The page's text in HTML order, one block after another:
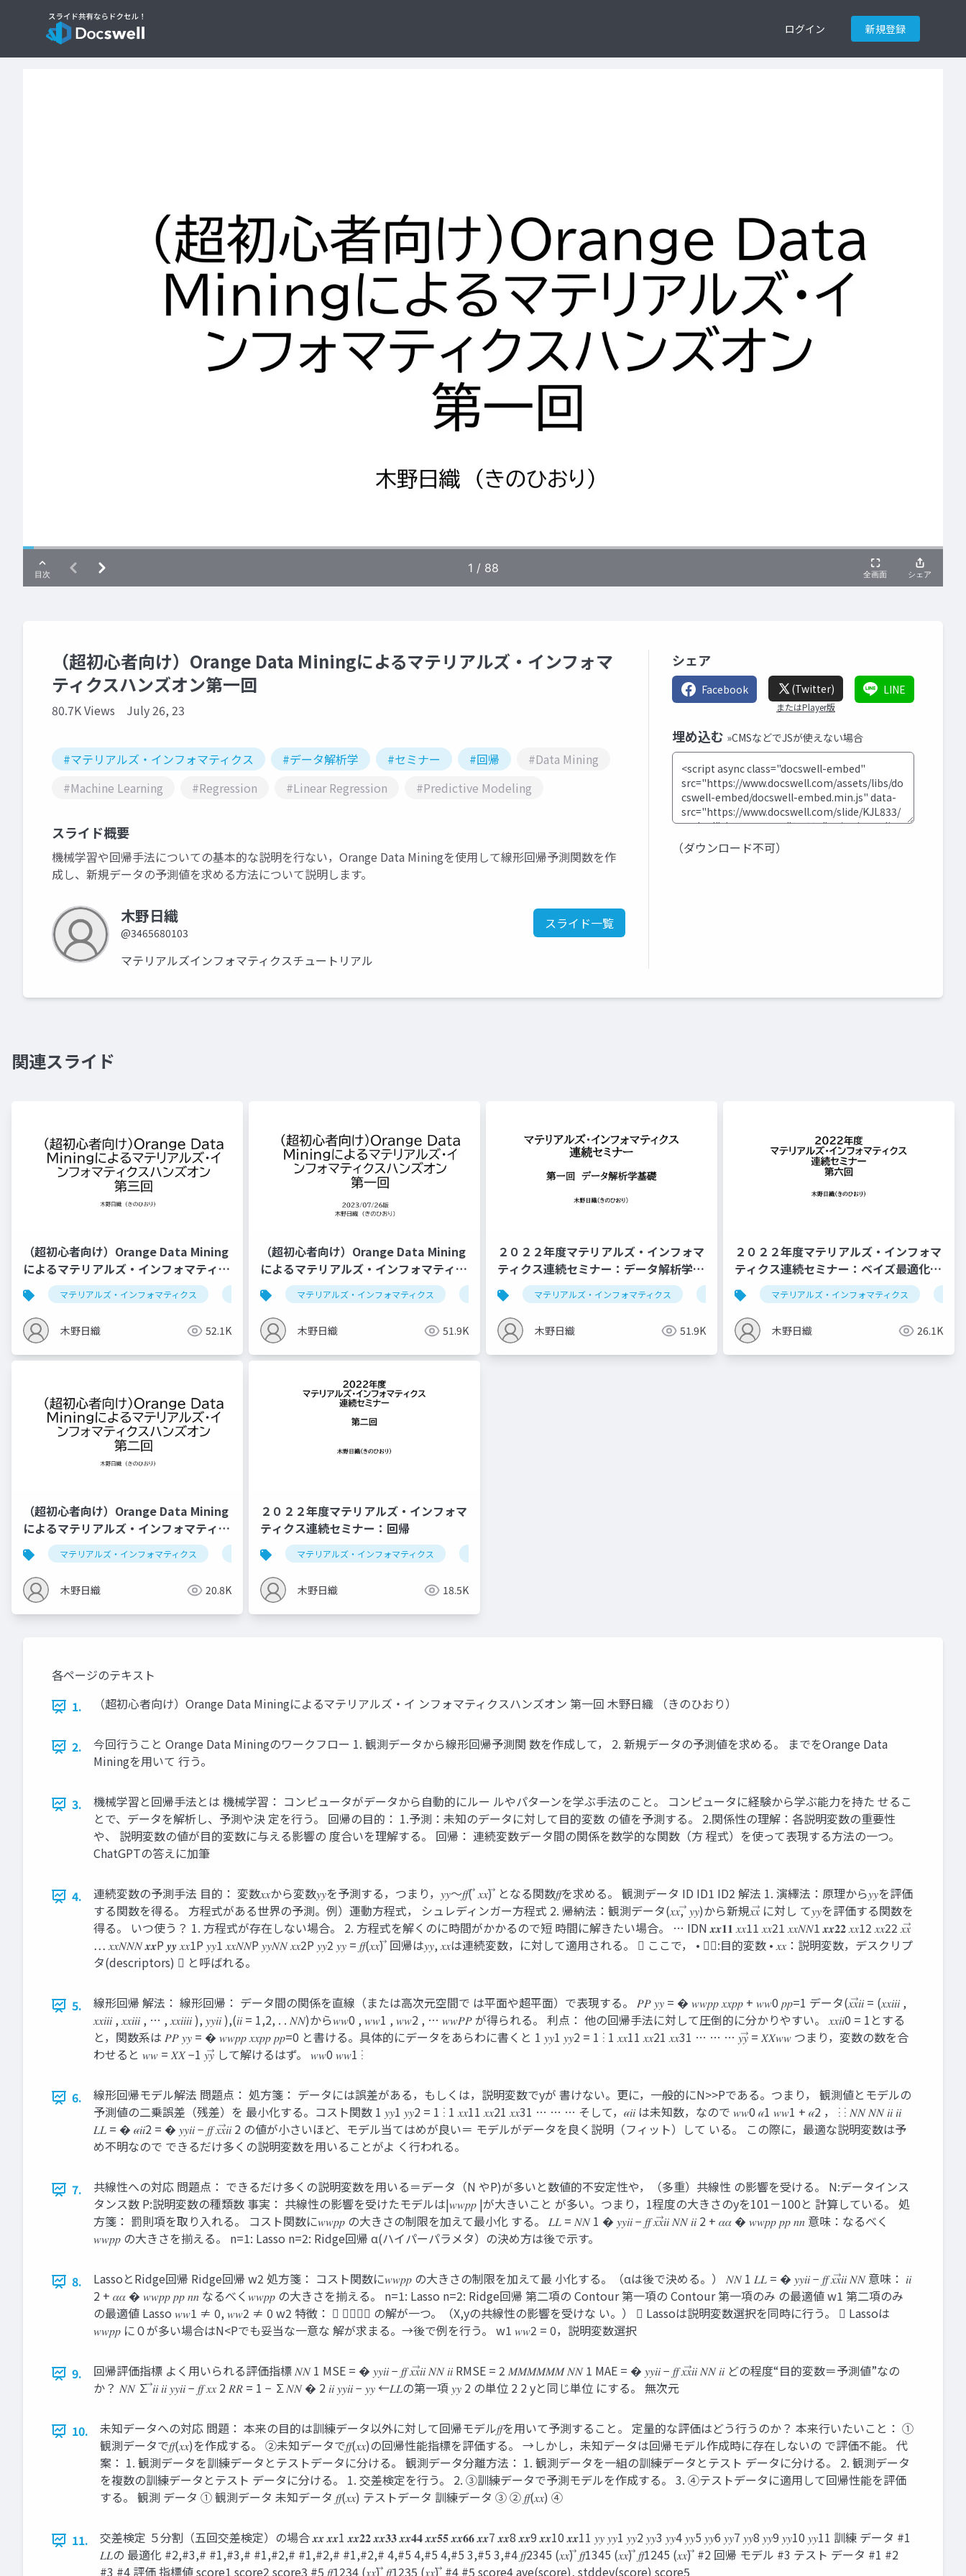
ログイン 新規登録
（超初心者向け）Orange Data Miningによるマテリアルズ・インフォマ
ティクスハンズオン第一回
80.7K Views July 26, 23
#マテリアルズ・インフォマティクス #データ解析学 #セミナー #回帰
#Data Mining
#Machine Learning
#Regression #Linear Regression #Predictive Modeling
スライド概要
機械学習や回帰手法についての基本的な説明を行ない，Orange Data Miningを使用して線形回帰予測関数を作
成し、新規データの予測値を求める方法について説明します。
木野日織
@3465680103
スライド一覧
マテリアルズインフォマティクスチュートリアル
シェア
Facebook (Twitter)
またはPlayer版
LINE
埋め込む »CMSなどでJSが使えない場合
（ダウンロード不可）
関連スライド
（超初心者向け）Orange Data Mining
によるマテリアルズ・インフォマティク
スハンズオン第三回（仮）
マテリアルズ・インフォマティクス データ解析学 セミナー プログラミング 大規模言語モデル
木野日織 52.1K
（超初心者向け）Orange Data Mining
によるマテリアルズ・インフォマティク
スハンズオン第一回（2023/07/26版）
マテリアルズ・インフォマティクス データ解析学 セミナー 回帰
木野日織 51.9K
２０２２年度マテリアルズ・インフォマ
ティクス連続セミナー：データ解析学基
礎
マテリアルズ・インフォマティクス セミナー データ解析学 基礎 機能分解木
木野日織 51.9K
２０２２年度マテリアルズ・インフォマ
ティクス連続セミナー：ベイズ最適化、
推薦システムマテリアルズ・インフォマティクス
木野日織 26.1K
（超初心者向け）Orange Data Mining
によるマテリアルズ・インフォマティク
スハンズオン第二回 （仮）
マテリアルズ・インフォマティクス データ解析学 セミナー 次元圧縮
木野日織 20.8K
２０２２年度マテリアルズ・インフォマ
ティクス連続セミナー：回帰
マテリアルズ・インフォマティクス
木野日織 18.5K
各ページのテキスト
1.
（超初心者向け）Orange Data Miningによるマテリアルズ・イ ンフォマティクスハンズオン 第一回 木野日織 （きのひおり）
2.
今回行うこと Orange Data Miningのワークフロー 1. 観測データから線形回帰予測関 数を作成して， 2. 新規データの予測値を求める。 までをOrange Data
Miningを用いて 行う。
3.
機械学習と回帰手法とは 機械学習： コンピュータがデータから自動的にルー ルやパターンを学ぶ手法のこと。 コンピュータに経験から学ぶ能力を持た せるこ
とで、データを解析し、予測や決 定を行う。 回帰の目的： 1.予測：未知のデータに対して目的変数 の値を予測する。 2.関係性の理解：各説明変数の重要性
や、 説明変数の値が目的変数に与える影響の 度合いを理解する。 回帰： 連続変数データ間の関係を数学的な関数（方 程式）を使って表現する方法の一つ。
ChatGPTの答えに加筆
4.
連続変数の予測手法 目的： 変数𝑥𝑥から変数𝑦𝑦を予測する，つまり，𝑦𝑦～𝑓𝑓( ⃗ 𝑥𝑥) ⃗ となる関数𝑓𝑓を求める。 観測データ ID ID1 ID2 解法 1. 演繹法：原理から𝑦𝑦を評価
する関数を得る。 方程式がある世界の予測。例）運動方程式， シュレディンガー方程式 2. 帰納法：観測データ(𝑥𝑥, ⃗ 𝑦𝑦)から新規𝑥𝑥⃗ に対し て𝑦𝑦を評価する関数を
得る。 いつ使う？ 1. 方程式が存在しない場合。 2. 方程式を解くのに時間がかかるので短 時間に解きたい場合。 … IDN 𝒙𝒙𝟏𝟏 𝑥𝑥11 𝑥𝑥21 𝑥𝑥𝑁𝑁1 𝒙𝒙𝟐𝟐 𝑥𝑥12 𝑥𝑥22 𝑥𝑥⃗
… 𝑥𝑥𝑁𝑁𝑁 𝒙𝒙P 𝒚𝒚 𝑥𝑥1P 𝑦𝑦1 𝑥𝑥𝑁𝑁P 𝑦𝑦𝑁𝑁 𝑥𝑥2P 𝑦𝑦2 𝑦𝑦 = 𝑓𝑓(𝑥𝑥) ⃗ 回帰は𝑦𝑦, 𝑥𝑥は連続変数，に対して適用される。 ⃗ ここで， • 𝑦𝑦:目的変数 • 𝑥𝑥：説明変数，デスクリプ
タ(descriptors) ⃗ と呼ばれる。
5.
線形回帰 解法： 線形回帰： データ間の関係を直線（または高次元空間で は平面や超平面）で表現する。 𝑃𝑃 𝑦𝑦 = � 𝑤𝑤𝑝𝑝 𝑥𝑥𝑝𝑝 + 𝑤𝑤0 𝑝𝑝=1 データ(𝑥𝑥⃗𝑖𝑖 = (𝑥𝑥𝑖𝑖𝑖 ,
𝑥𝑥𝑖𝑖𝑖 , 𝑥𝑥𝑖𝑖𝑖 , … , 𝑥𝑥𝑖𝑖𝑖𝑖 ), 𝑦𝑦𝑖𝑖 ),(𝑖𝑖 = 1,2, . . 𝑁𝑁)から𝑤𝑤0 , 𝑤𝑤1 , 𝑤𝑤2 , … 𝑤𝑤𝑃𝑃 が得られる。 利点： 他の回帰手法に対して圧倒的に分かりやすい。 𝑥𝑥𝑖𝑖0 = 1とする
と，関数系は 𝑃𝑃 𝑦𝑦 = � 𝑤𝑤𝑝𝑝 𝑥𝑥𝑝𝑝 𝑝𝑝=0 と書ける。具体的にデータをあらわに書くと 1 𝑦𝑦1 𝑦𝑦2 = 1 ⋮ 1 𝑥𝑥11 𝑥𝑥21 𝑥𝑥31 … … … 𝑦𝑦⃗ = 𝑋𝑋𝑤𝑤 つまり，変数の数を合
わせると 𝑤𝑤 = 𝑋𝑋 −1 𝑦𝑦⃗ して解けるはず。 𝑤𝑤0 𝑤𝑤1 ⋮
6.
線形回帰モデル解法 問題点： 処方箋： データには誤差がある，もしくは，説明変数でyが 書けない。更に，一般的にN>>Pである。つまり， 観測値とモデルの
予測値の二乗誤差（残差）を 最小化する。コスト関数 1 𝑦𝑦1 𝑦𝑦2 = 1 ⋮ 1 𝑥𝑥11 𝑥𝑥21 𝑥𝑥31 … … … そして，𝜖𝜖𝑖𝑖 は未知数，なので 𝑤𝑤0 𝜖𝜖1 𝑤𝑤1 + 𝜖𝜖2 ， ⋮ ⋮ 𝑁𝑁 𝑁𝑁 𝑖𝑖 𝑖𝑖
𝐿𝐿 = � 𝜖𝜖𝑖𝑖2 = � 𝑦𝑦𝑖𝑖 − 𝑓𝑓 𝑥𝑥⃗𝑖𝑖 2 の値が小さいほど、モデル当てはめが良い＝ モデルがデータを良く説明（フィット）して いる。 この際に，最適な説明変数は予
め不明なので できるだけ多くの説明変数を用いることがよ く行われる。
7.
共線性への対応 問題点： できるだけ多くの説明変数を用いる＝データ（N やP)が多いと数値的不安定性や，（多重）共線性 の影響を受ける。 N:データインス
タンス数 P:説明変数の種類数 事実： 共線性の影響を受けたモデルは|𝑤𝑤𝑝𝑝 |が大きいこと が多い。つまり，1程度の大きさのyを101－100と 計算している。 処
方箋： 罰則項を取り入れる。 コスト関数に𝑤𝑤𝑝𝑝 の大きさの制限を加えて最小化 する。 𝐿𝐿 = 𝑁𝑁 1 � 𝑦𝑦𝑖𝑖 − 𝑓𝑓 𝑥𝑥⃗𝑖𝑖 𝑁𝑁 𝑖𝑖 2 + 𝛼𝛼 � 𝑤𝑤𝑝𝑝 𝑝𝑝 𝑛𝑛 意味：なるべく
𝑤𝑤𝑝𝑝 の大きさを揃える。 n=1: Lasso n=2: Ridge回帰 α(ハイパーパラメタ）の決め方は後で示す。
8.
LassoとRidge回帰 Ridge回帰 w2 処方箋： コスト関数に𝑤𝑤𝑝𝑝 の大きさの制限を加えて最 小化する。（αは後で決める。） 𝑁𝑁 1 𝐿𝐿 = � 𝑦𝑦𝑖𝑖 − 𝑓𝑓 𝑥𝑥⃗𝑖𝑖 𝑁𝑁 意味： 𝑖𝑖
2 + 𝛼𝛼 � 𝑤𝑤𝑝𝑝 𝑝𝑝 𝑛𝑛 なるべく𝑤𝑤𝑝𝑝 の大きさを揃える。 n=1: Lasso n=2: Ridge回帰 第二項の Contour 第一項の Contour 第一項のみ の最適値 w1 第二項のみ
の最適値 Lasso 𝑤𝑤1 ≠ 0, 𝑤𝑤2 ≠ 0 w2 特徴：  𝑤𝑤𝑝𝑝 の解が一つ。（X,yの共線性の影響を受けな い。）  Lassoは説明変数選択を同時に行う。  Lassoは
𝑤𝑤𝑝𝑝 に０が多い場合はN<Pでも妥当な一意な 解が求まる。→後で例を行う。 w1 𝑤𝑤2 = 0，説明変数選択
9.
回帰評価指標 よく用いられる評価指標 𝑁𝑁 1 MSE = � 𝑦𝑦𝑖𝑖 − 𝑓𝑓 𝑥𝑥⃗𝑖𝑖 𝑁𝑁 𝑖𝑖 RMSE = 2 𝑀𝑀𝑀𝑀𝑀𝑀 𝑁𝑁 1 MAE = � 𝑦𝑦𝑖𝑖 − 𝑓𝑓 𝑥𝑥⃗𝑖𝑖 𝑁𝑁 𝑖𝑖 どの程度“目的変数＝予測値”なの
か？ 𝑁𝑁 ∑ ⃗𝑖𝑖 𝑖𝑖 𝑦𝑦𝑖𝑖 − 𝑓𝑓 𝑥𝑥 2 𝑅𝑅 = 1 − ∑𝑁𝑁 � 2 𝑖𝑖 𝑦𝑦𝑖𝑖 − 𝑦𝑦 ←𝐿𝐿の第一項 𝑦𝑦 2 の単位 2 2 yと同じ単位 にする。 無次元
10.
未知データへの対応 問題： 本来の目的は訓練データ以外に対して回帰モデル𝑓𝑓を用いて予測すること。 定量的な評価はどう行うのか？ 本来行いたいこと： ①
観測データで𝑓𝑓(𝑥𝑥)を作成する。 ②未知データで𝑓𝑓(𝑥𝑥)の回帰性能指標を評価する。 →しかし，未知データは回帰モデル作成時に存在しないの で評価不能。 代
案： 1. 観測データを訓練データとテストデータに分ける。 観測データ分離方法： 1. 観測データを一組の訓練データとテスト データに分ける。 2. 観測データ
を複数の訓練データとテスト データに分ける。 1. 交差検定を行う。 2. ③訓練データで予測モデルを作成する。 3. ④テストデータに適用して回帰性能を評価
する。 観測 データ ① 観測データ 未知データ 𝑓𝑓(𝑥𝑥) テストデータ 訓練データ ③ ② 𝑓𝑓(𝑥𝑥) ④
11.
交差検定 ５分割（五回交差検定）の場合 𝒙𝒙 𝒙𝒙1 𝒙𝒙𝟐𝟐 𝒙𝒙𝟑𝟑 𝒙𝒙𝟒𝟒 𝒙𝒙𝟓𝟓 𝒙𝒙𝟔𝟔 𝒙𝒙7 𝒙𝒙8 𝒙𝒙9 𝒙𝒙10 𝒙𝒙11 𝑦𝑦 𝑦𝑦1 𝑦𝑦2 𝑦𝑦3 𝑦𝑦4 𝑦𝑦5 𝑦𝑦6 𝑦𝑦7 𝑦𝑦8 𝑦𝑦9 𝑦𝑦10 𝑦𝑦11 訓練 データ #1
𝐿𝐿の 最適化 #2,#3,# #1,#3,# #1,#2,# #1,#2,# #1,#2,# 4,#5 4,#5 4,#5 3,#5 3,#4 𝑓𝑓2345 (𝑥𝑥) ⃗ 𝑓𝑓1345 (𝑥𝑥) ⃗ 𝑓𝑓1245 (𝑥𝑥) ⃗ #2 回帰 モデル #3 テスト データ #1 #2
#3 #4 評価 指標値 score1 score2 score3 #5 𝑓𝑓1234 (𝑥𝑥) ⃗ 𝑓𝑓1235 (𝑥𝑥) ⃗ #4 #5 score4 ave(score), stddev(score) score5